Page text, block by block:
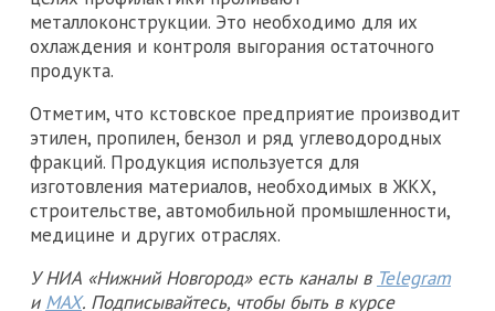
металлоконструкции. Это необходимо для их
охлаждения и контроля выгорания остаточного
продукта.
Отметим, что кстовское предприятие производит
этилен, пропилен, бензол и ряд углеводородных
фракций. Продукция используется для
изготовления материалов, необходимых в ЖКХ,
строительстве, автомобильной промышленности,
медицине и других отраслях.
У НИА «Нижний Новгород» есть каналы в Telegram
и MAX. Подписывайтесь, чтобы быть в курсе